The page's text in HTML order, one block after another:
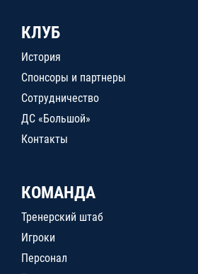
КЛУБ
История
Спонсоры и партнеры
Сотрудничество
ДС «Большой»
Контакты
КОМАНДА
Тренерский штаб
Игроки
Персонал